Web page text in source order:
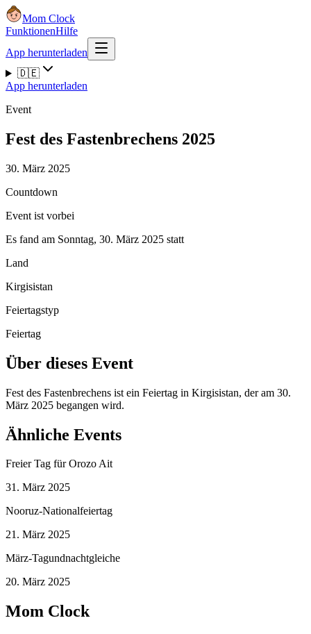
Mom Clock
FunktionenHilfe
App herunterladen
🇩🇪
App herunterladen
Event
Fest des Fastenbrechens 2025
30. März 2025
Countdown
Event ist vorbei
Es fand am Sonntag, 30. März 2025 statt
Land
Kirgisistan
Feiertagstyp
Feiertag
Über dieses Event
Fest des Fastenbrechens ist ein Feiertag in Kirgisistan, der am 30.
März 2025 begangen wird.
Ähnliche Events
Freier Tag für Orozo Ait
31. März 2025
Nooruz-Nationalfeiertag
21. März 2025
März-Tagundnachtgleiche
20. März 2025
Mom Clock